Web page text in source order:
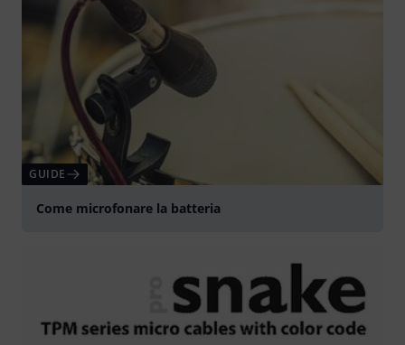
GUIDE
Come microfonare la batteria